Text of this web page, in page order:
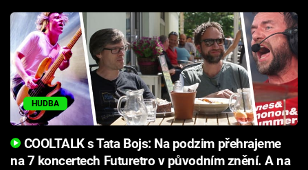
HUDBA
COOLTALK s Tata Bojs: Na podzim přehrajeme
na 7 koncertech Futuretro v původním znění. A na